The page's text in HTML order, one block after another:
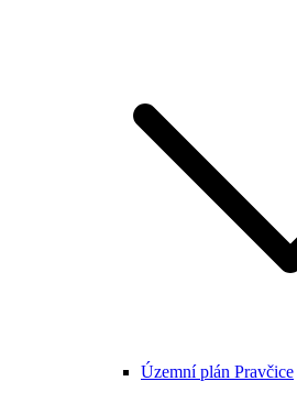
Územní plán Pravčice